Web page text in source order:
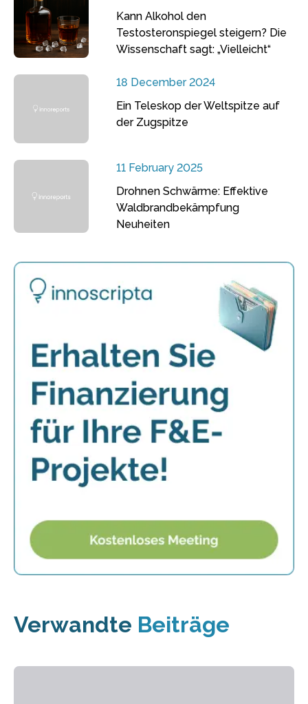
Kann Alkohol den
Testosteronspiegel steigern? Die
Wissenschaft sagt: „Vielleicht“
18 December 2024
Ein Teleskop der Weltspitze auf
der Zugspitze
11 February 2025
Drohnen Schwärme: Effektive
Waldbrandbekämpfung
Neuheiten
Verwandte Beiträge